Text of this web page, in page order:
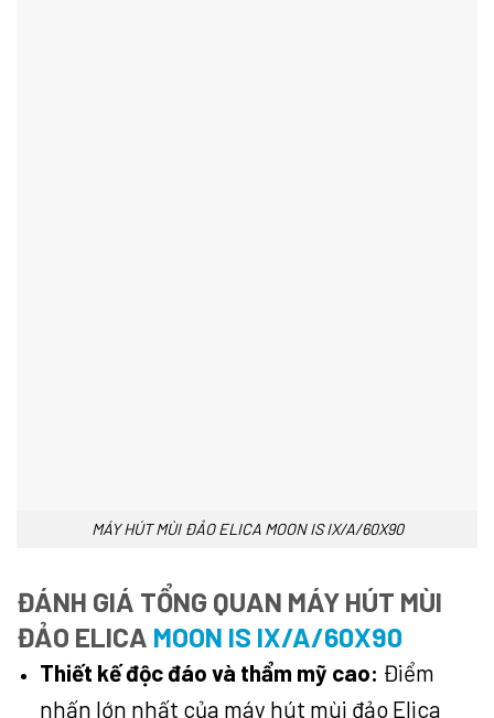
MÁY HÚT MÙI ĐẢO ELICA MOON IS IX/A/60X90
ĐÁNH GIÁ TỔNG QUAN MÁY HÚT MÙI
ĐẢO ELICA MOON IS IX/A/60X90
Thiết kế độc đáo và thẩm mỹ cao: Điểm
nhấn lớn nhất của máy hút mùi đảo Elica